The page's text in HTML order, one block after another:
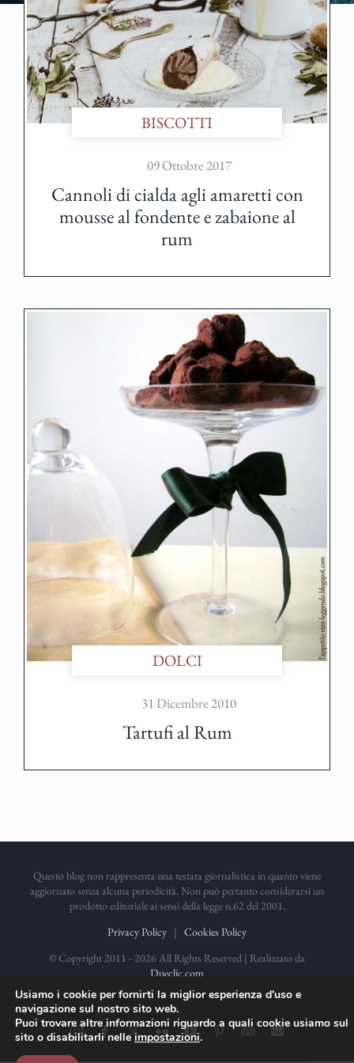
BISCOTTI
09 Ottobre 2017
Cannoli di cialda agli amaretti con
mousse al fondente e zabaione al
rum
DOLCI
31 Dicembre 2010
Tartufi al Rum
Questo blog non rappresenta una testata giornalistica in quanto viene
aggiornato senza alcuna periodicità. Non può pertanto considerarsi un
prodotto editoriale ai sensi della legge n.62 del 2001.
Privacy Policy | Cookies Policy
© Copyright 2011 - 2026 All Rights Reserved | Realizzato da
Dueclic.com
InstagramFacebook
X FlickrYouTubePinterestTripAdvisor
Email
Usiamo i cookie per fornirti la miglior esperienza d'uso e
navigazione sul nostro sito web.
Puoi trovare altre informazioni riguardo a quali cookie usiamo sul
sito o disabilitarli nelleimpostazioni.